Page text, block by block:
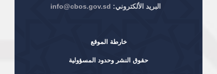
البريد الألكتروني: info@cbos.gov.sd
خارطة الموقع
حقوق النشر وحدود المسؤولية